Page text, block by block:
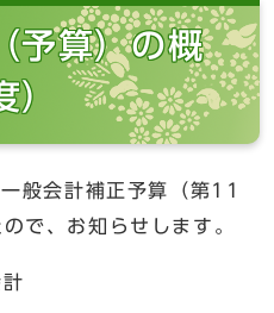
予算）の概
）
般会計補正予算（第11
で、お知らせします。